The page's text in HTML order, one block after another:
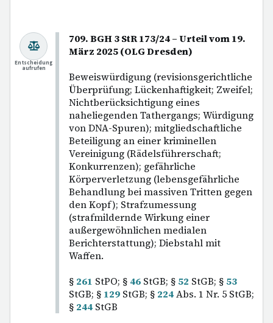
709. BGH 3 StR 173/24 – Urteil vom 19.
März 2025 (OLG Dresden)
Beweiswürdigung (revisionsgerichtliche
Überprüfung; Lückenhaftigkeit; Zweifel;
Nichtberücksichtigung eines
naheliegenden Tathergangs; Würdigung
von DNA-Spuren); mitgliedschaftliche
Beteiligung an einer kriminellen
Vereinigung (Rädelsführerschaft;
Konkurrenzen); gefährliche
Körperverletzung (lebensgefährliche
Behandlung bei massiven Tritten gegen
den Kopf); Strafzumessung
(strafmildernde Wirkung einer
außergewöhnlichen medialen
Berichterstattung); Diebstahl mit
Waffen.
§ 261 StPO; § 46 StGB; § 52 StGB; § 53
StGB; § 129 StGB; § 224Abs. 1 Nr. 5 StGB;
§ 244 StGB
Entscheidung
aufrufen